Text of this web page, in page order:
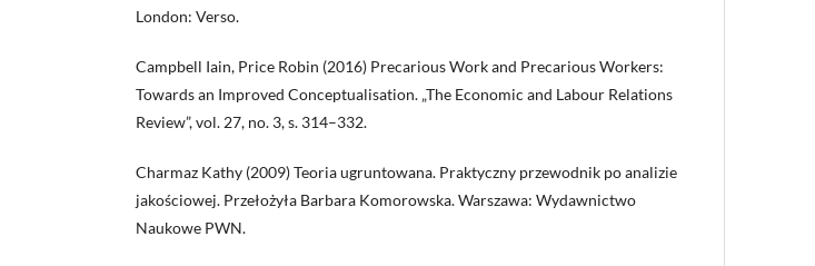
London: Verso.
Campbell Iain, Price Robin (2016) Precarious Work and Precarious Workers:
Towards an Improved Conceptualisation. „The Economic and Labour Relations
Review”, vol. 27, no. 3, s. 314–332.
Charmaz Kathy (2009) Teoria ugruntowana. Praktyczny przewodnik po analizie
jakościowej. Przełożyła Barbara Komorowska. Warszawa: Wydawnictwo
Naukowe PWN.